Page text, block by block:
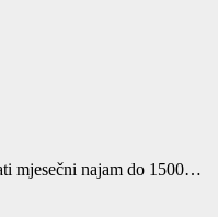
mjesečni najam do 1500…